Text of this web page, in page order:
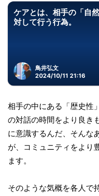
ケアとは、相手の「自
対して行う行為。
鳥井弘文
2024/10/11 21:16
相手の中にある「歴史性
の対話の時間をより良き
に意識するんだ、そんな
が、コミュニティをより
ます。
そのような気概を各人で